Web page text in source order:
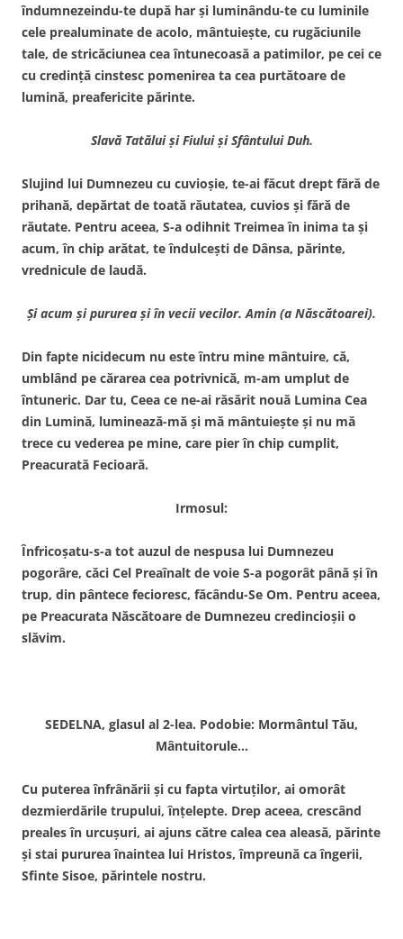
îndumnezeindu-te după har şi luminându-te cu luminile
cele prealuminate de acolo, mântuieşte, cu rugăciunile
tale, de stricăciunea cea întunecoasă a patimilor, pe cei ce
cu credinţă cinstesc pomenirea ta cea purtătoare de
lumină, preafericite părinte.
Slavă Tatălui şi Fiului şi Sfântului Duh.
Slujind lui Dumnezeu cu cuvioşie, te-ai făcut drept fără de
prihană, depărtat de toată răutatea, cuvios şi fără de
răutate. Pentru aceea, S-a odihnit Treimea în inima ta şi
acum, în chip arătat, te îndulceşti de Dânsa, părinte,
vrednicule de laudă.
Şi acum şi pururea şi în vecii vecilor. Amin (a Născătoarei).
Din fapte nicidecum nu este întru mine mântuire, că,
umblând pe cărarea cea potrivnică, m-am umplut de
întuneric. Dar tu, Ceea ce ne-ai răsărit nouă Lumina Cea
din Lumină, luminează-mă şi mă mântuieşte şi nu mă
trece cu vederea pe mine, care pier în chip cumplit,
Preacurată Fecioară.
Irmosul:
Înfricoşatu-s-a tot auzul de nespusa lui Dumnezeu
pogorâre, căci Cel Preaînalt de voie S-a pogorât până şi în
trup, din pântece fecioresc, făcându-Se Om. Pentru aceea,
pe Preacurata Născătoare de Dumnezeu credincioşii o
slăvim.
SEDELNA, glasul al 2-lea. Podobie: Mormântul Tău,
Mântuitorule…
Cu puterea înfrânării şi cu fapta virtuţilor, ai omorât
dezmierdările trupului, înţelepte. Drep aceea, crescând
preales în urcuşuri, ai ajuns către calea cea aleasă, părinte
şi stai pururea înaintea lui Hristos, împreună ca îngerii,
Sfinte Sisoe, părintele nostru.